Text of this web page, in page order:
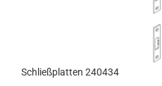
Schließ­plat­ten 240434